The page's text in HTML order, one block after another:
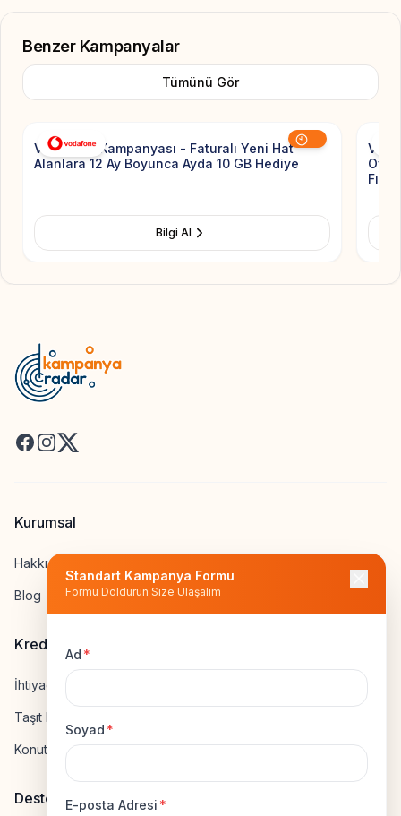
Benzer Kampanyalar
Tümünü Gör
...
Add to
Vodafone Kampanyası - Faturalı Yeni Hat
Alanlara 12 Ay Boyunca Ayda 10 GB Hediye
Bilgi Al
Standart Kampanya Formu
Formu Doldurun Size Ulaşalım
Ad *
Soyad *
E-posta Adresi *
Facebook
Instagram
X
Kurumsal
Hakkımızda
Blog
Kredi Hesapla
İhtiyaç Kredisi Hesapla
Taşıt Kredisi Hesapla
Konut Kredisi Hesapla
Destek